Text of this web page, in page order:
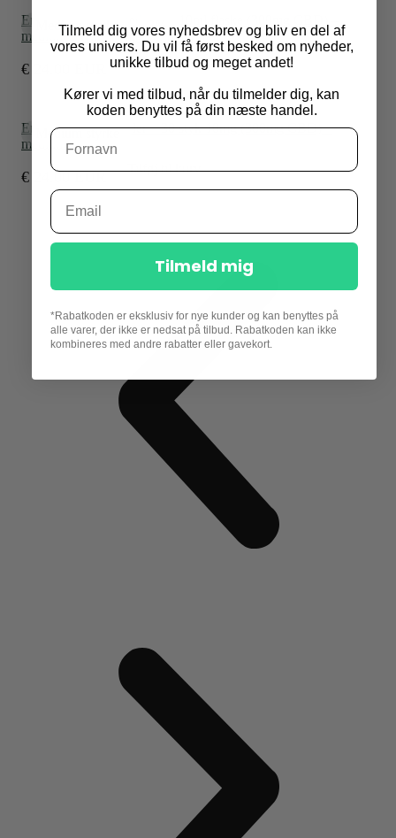
Medium styrke 3%
Endoca dråber heated 3% – 10ml flaske (300mg CBD) –
medium styrke – 1mg per olie dråbe
€ Tilføj til kurv
Medium styrke
Endoca heated kapsler – 30 styk 10mg (300mg CBD) –
medium styrke
€ 24.00EUR Tilføj til kurv
Tilmeld dig vores nyhedsbrev og bliv en del af
vores univers. Du vil få først besked om nyheder,
unikke tilbud og meget andet!
Kører vi med tilbud, når du tilmelder dig, kan
koden benyttes på din næste handel.
Tilmeld mig
*Rabatkoden er eksklusiv for nye kunder og kan benyttes på
alle varer, der ikke er nedsat på tilbud. Rabatkoden kan ikke
kombineres med andre rabatter eller gavekort.